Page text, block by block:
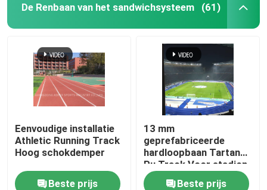
De Renbaan van het sandwichsysteem (61)
Eenvoudige installatie
Athletic Running Track
Hoog schokdemper
Beste prijs
13 mm
geprefabriceerde
hardloopbaan Tartan
Pu Track Voor stadion
en school
Beste prijs